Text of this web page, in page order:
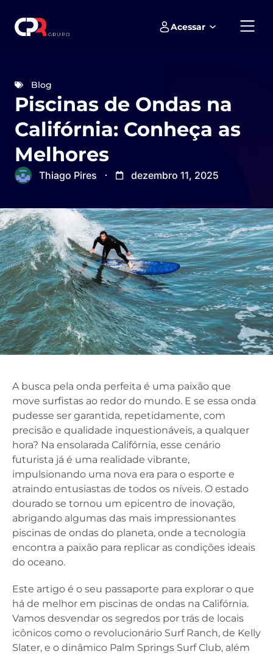
Acessar
Blog
Piscinas de Ondas na
Califórnia: Conheça as
Melhores
Thiago Pires dezembro 11, 2025
A busca pela onda perfeita é uma paixão que
move surfistas ao redor do mundo. E se essa onda
pudesse ser garantida, repetidamente, com
precisão e qualidade inquestionáveis, a qualquer
hora? Na ensolarada Califórnia, esse cenário
futurista já é uma realidade vibrante,
impulsionando uma nova era para o esporte e
atraindo entusiastas de todos os níveis. O estado
dourado se tornou um epicentro de inovação,
abrigando algumas das mais impressionantes
piscinas de ondas do planeta, onde a tecnologia
encontra a paixão para replicar as condições ideais
do oceano.
Este artigo é o seu passaporte para explorar o que
há de melhor em piscinas de ondas na Califórnia.
Vamos desvendar os segredos por trás de locais
icônicos como o revolucionário Surf Ranch, de Kelly
Slater, e o dinâmico Palm Springs Surf Club, além